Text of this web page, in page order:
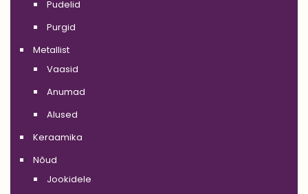
Pudelid
Purgid
Metallist
Vaasid
Anumad
Alused
Keraamika
Nõud
Jookidele